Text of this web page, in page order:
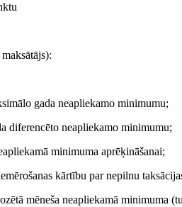
gada neapliekamo minimumu;
diferencēto neapliekamo minimumu;
minimuma aprēķināšanai;
kārtību par nepilnu
mēneša neapliekamā minimuma